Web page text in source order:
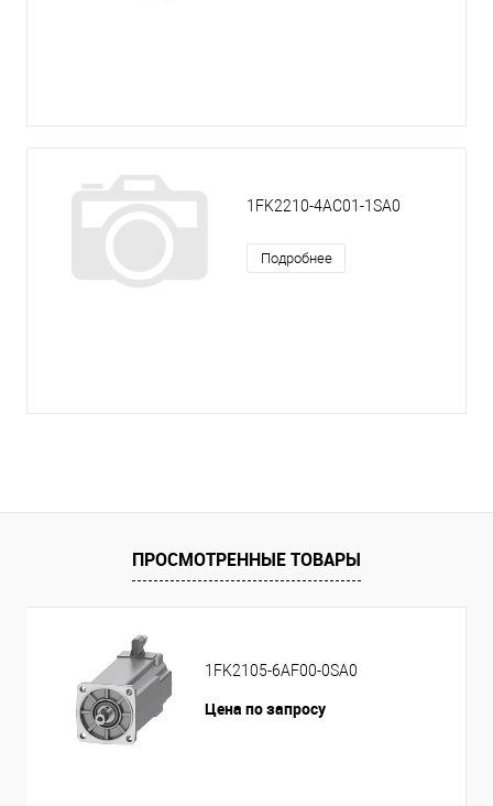
1FK2210-4AC01-1SA0
Подробнее
ПРОСМОТРЕННЫЕ ТОВАРЫ
1FK2105-6AF00-0SA0
Цена по запросу